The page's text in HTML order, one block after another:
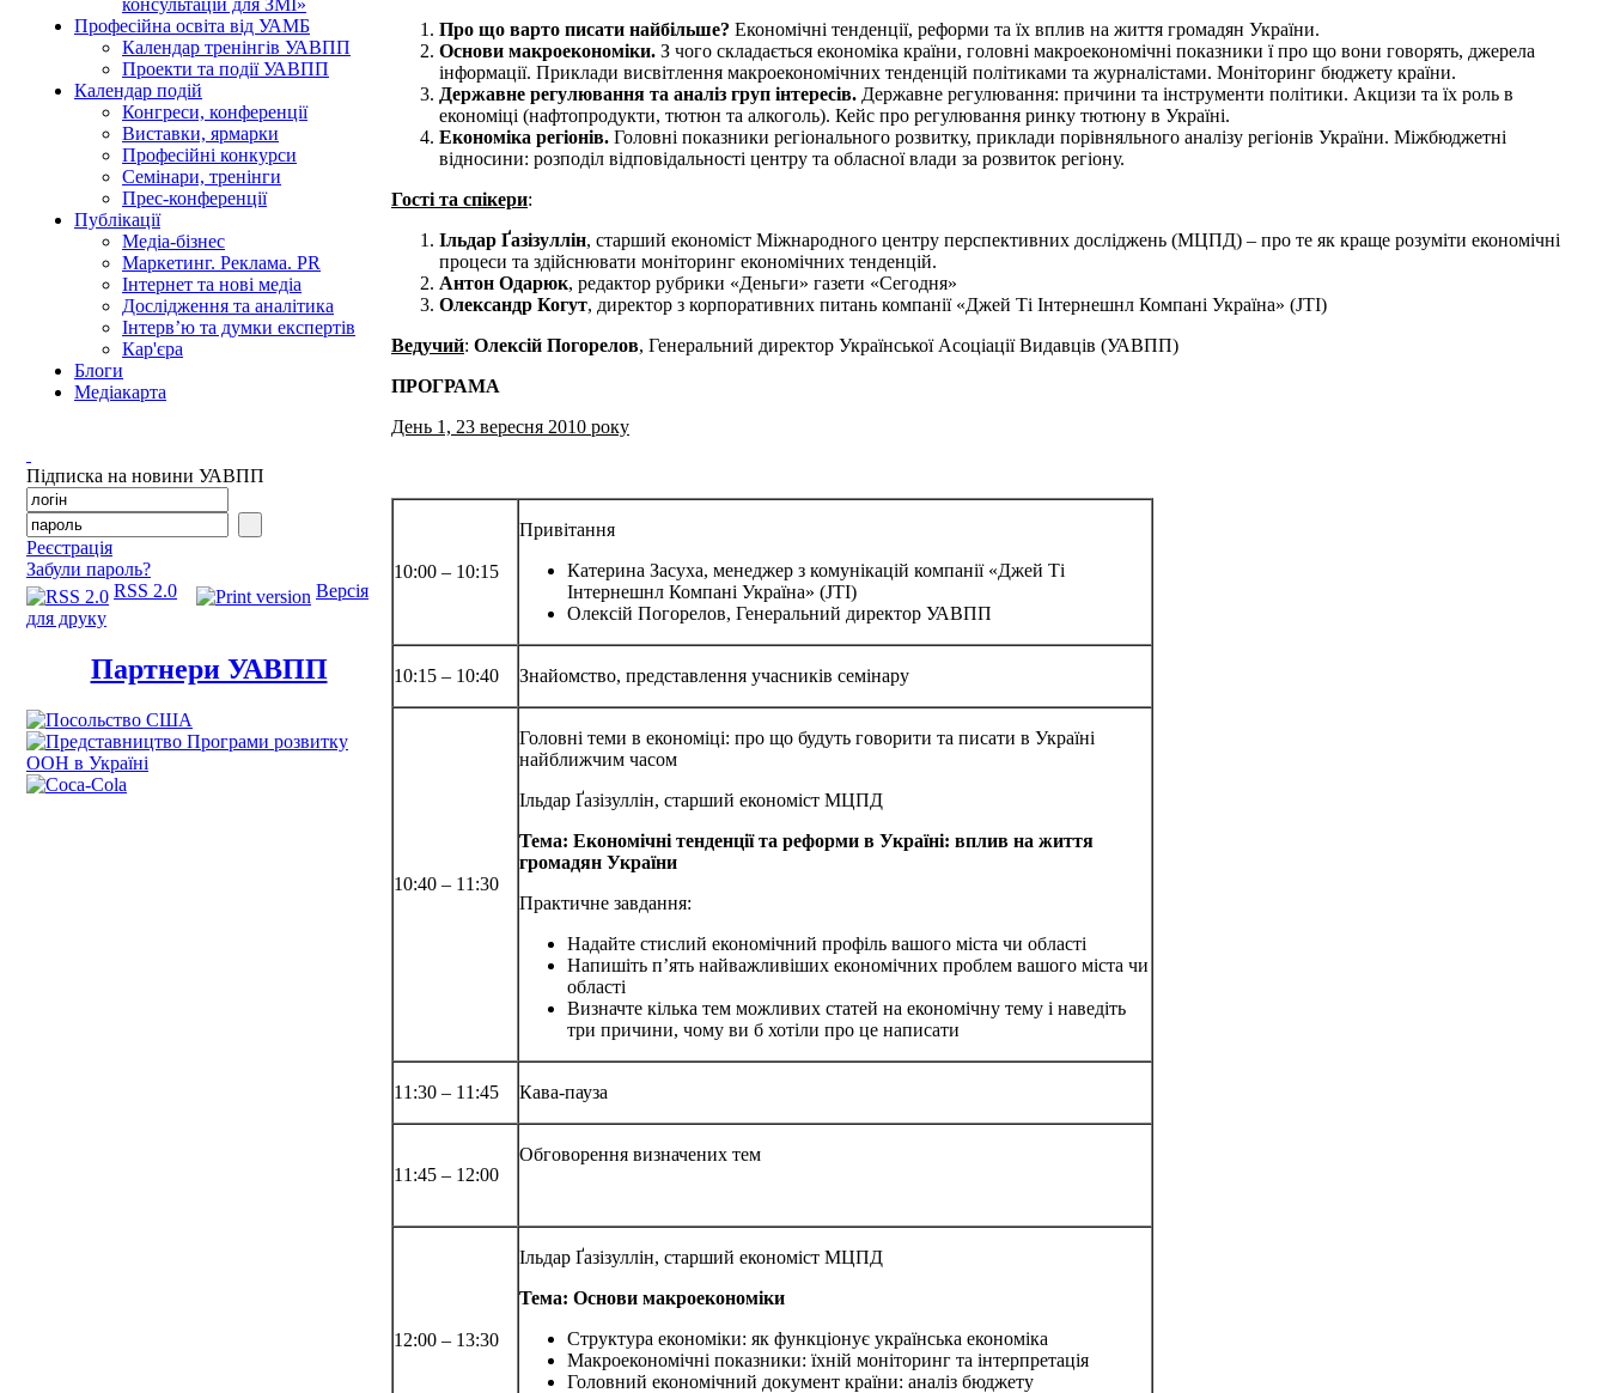
консультацій для ЗМІ»
Професійна освіта від УАМБ
Календар тренінгів УАВПП
Проекти та події УАВПП
Календар подій
Конгреси, конференції
Виставки, ярмарки
Професійні конкурси
Семінари, тренінги
Прес-конференції
Публікації
Медіа-бізнес
Маркетинг. Реклама. PR
Інтернет та нові медіа
Дослідження та аналітика
Інтерв’ю та думки експертів
Кар'єра
Блоги
Медіакарта
Підписка на новини УАВПП
Реєстрація
Забули пароль?
RSS 2.0
Версія
для друку
Партнери УАВПП
Про що варто писати найбільше? Економічні тенденції, реформи та їх вплив на життя громадян України.
Основи макроекономіки. З чого складається економіка країни, головні макроекономічні показники ї про що вони говорять, джерела
інформації. Приклади висвітлення макроекономічних тенденцій політиками та журналістами. Моніторинг бюджету країни.
Державне регулювання та аналіз груп інтересів. Державне регулювання: причини та інструменти політики. Акцизи та їх роль в
економіці (нафтопродукти, тютюн та алкоголь). Кейс про регулювання ринку тютюну в Україні.
Економіка регіонів. Головні показники регіонального розвитку, приклади порівняльного аналізу регіонів України. Міжбюджетні
відносини: розподіл відповідальності центру та обласної влади за розвиток регіону.
Гості та спікери:
Ільдар Ґазізуллін, старший економіст Міжнародного центру перспективних досліджень (МЦПД) – про те як краще розуміти економічні
процеси та здійснювати моніторинг економічних тенденцій.
Антон Одарюк, редактор рубрики «Деньги» газети «Сегодня»
Олександр Когут, директор з корпоративних питань компанії «Джей Ті Інтернешнл Компані Україна» (JTI)
Ведучий: Олексій Погорелов, Генеральний директор Української Асоціації Видавців (УАВПП)
ПРОГРАМА
День 1, 23 вересня 2010 року
10:00 – 10:15
Привітання
Катерина Засуха, менеджер з комунікацій компанії «Джей Ті
Інтернешнл Компані Україна» (JTI)
Олексій Погорелов, Генеральний директор УАВПП
10:15 – 10:40 Знайомство, представлення учасників семінару
10:40 – 11:30
Головні теми в економіці: про що будуть говорити та писати в Україні
найближчим часом
Ільдар Ґазізуллін, старший економіст МЦПД
Тема: Економічні тенденції та реформи в Україні: вплив на життя
громадян України
Практичне завдання:
Надайте стислий економічний профіль вашого міста чи області
Напишіть п’ять найважливіших економічних проблем вашого міста чи
області
Визначте кілька тем можливих статей на економічну тему і наведіть
три причини, чому ви б хотіли про це написати
11:30 – 11:45 Кава-пауза
11:45 – 12:00
Обговорення визначених тем
12:00 – 13:30
Ільдар Ґазізуллін, старший економіст МЦПД
Тема: Основи макроекономіки
Структура економіки: як функціонує українська економіка
Макроекономічні показники: їхній моніторинг та інтерпретація
Головний економічний документ країни: аналіз бюджету